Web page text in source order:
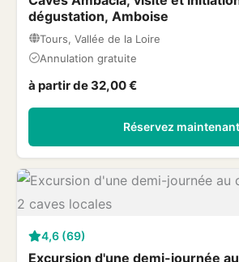
dégustation, Amboise
Tours, Vallée de la Loire
Annulation gratuite
à partir de 32,00 €
Réservez maintenant
4,6 (69)
Excursion d'une demi-journée